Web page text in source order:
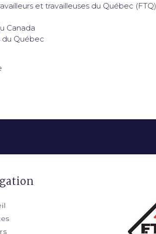
et travailleuses du Québec (FTQ)
Canada
du Québec